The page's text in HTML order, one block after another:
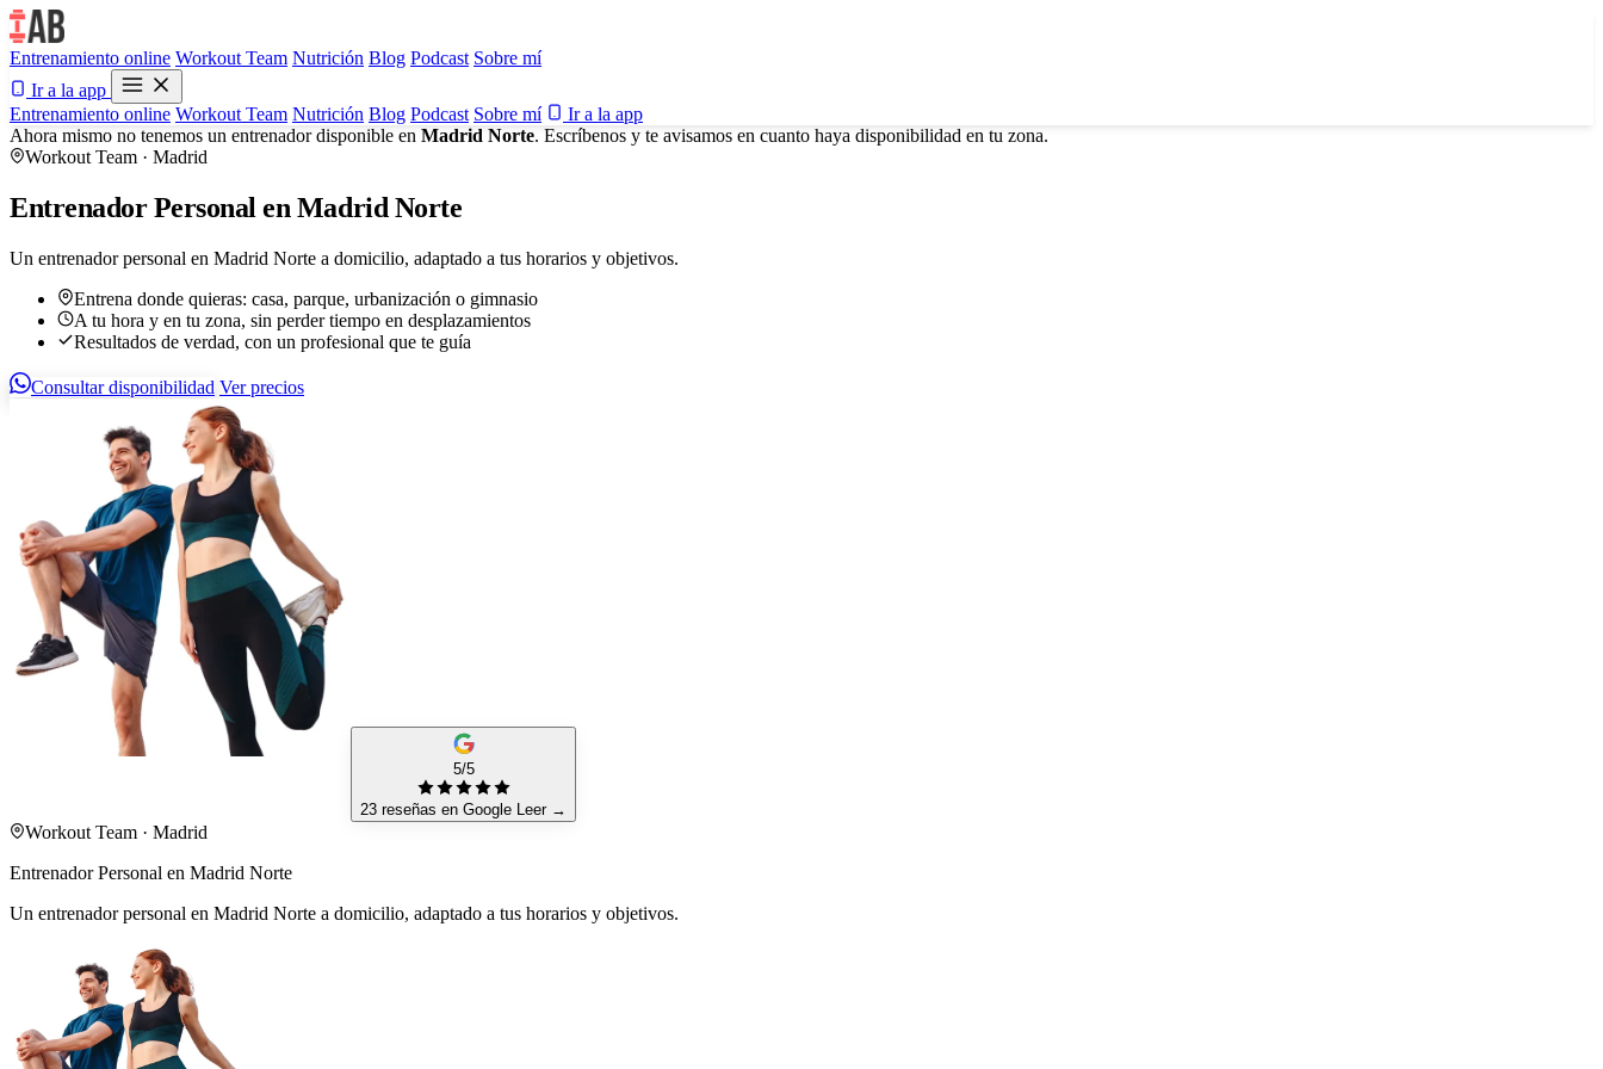
Entrenamiento online Workout Team Nutrición Blog Podcast Sobre mí
Ir a la app
Entrenamiento online Workout Team Nutrición Blog Podcast Sobre mí
Ir a la app
Ahora mismo no tenemos un entrenador disponible en Madrid Norte. Escríbenos y te avisamos en cuanto haya disponibilidad en tu zona.
Workout Team · Madrid
Entrenador Personal en Madrid Norte
Un entrenador personal en Madrid Norte a domicilio, adaptado a tus horarios y objetivos.
Entrena donde quieras: casa, parque, urbanización o gimnasio
A tu hora y en tu zona, sin perder tiempo en desplazamientos
Resultados de verdad, con un profesional que te guía
Consultar disponibilidad Ver precios
5/5
23 reseñas en Google Leer →
Workout Team · Madrid
Entrenador Personal en Madrid Norte
Un entrenador personal en Madrid Norte a domicilio, adaptado a tus horarios y objetivos.